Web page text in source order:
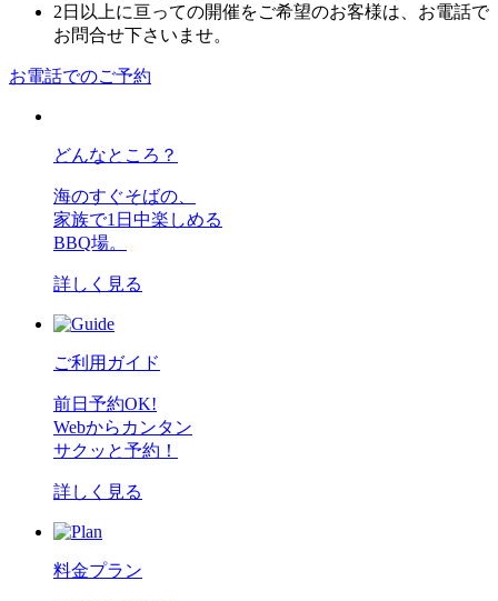
2日以上に亘っての開催をご希望のお客様は、お電話で
お問合せ下さいませ。
お電話でのご予約
どんなところ？
海のすぐそばの、
家族で1日中楽しめる
BBQ場。
詳しく見る
ご利用ガイド
前日予約OK!
Webからカンタン
サクッと予約！
詳しく見る
料金プラン